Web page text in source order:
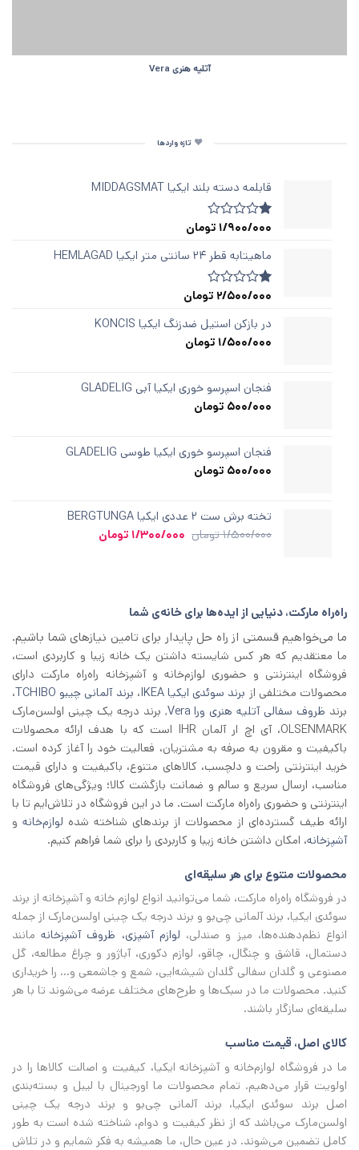
آتلیه هنری Vera
تازه واردها
قابلمه دسته‌ بلند ایکیا MIDDAGSMAT
امتیازدهی
از
در
1
امتیازدهی
مشتری
1/900/000 تومان
ماهیتابه قطر ۲۴ سانتی متر ایکیا HEMLAGAD
امتیازدهی
از
در
1
2/500/000 تومان
در بازکن استیل ضدزنگ ایکیا KONCIS
1/500/000 تومان
فنجان اسپرسو خوری ایکیا آبی GLADELIG
500/000 تومان
فنجان اسپرسو خوری ایکیا طوسی GLADELIG
500/000 تومان
تخته برش ست ۲ عددی ایکیا BERGTUNGA
1/500/000 تومان قیمت
1/300/000 تومان
راه‌راه مارکت، دنیایی از ایده‌ها برای خانه‌ی شما
ما می‌خواهیم قسمتی از راه حل پایدار برای تامین نیازهای شما باشیم.
ما معتقدیم که هر کس شایسته داشتن یک خانه زیبا و کاربردی است،
فروشگاه اینترنتی و حضوری لوازم‌خانه و آشپزخانه راه‌راه مارکت دارای
محصولات مختلفی از برند سوئدی ایکیا IKEA ، برند آلمانی چیبو TCHIBO
،
برند ظروف سفالی آتلیه هنری ورا Vera
, برند درجه یک چینی اولسن‌مارک
OLSENMARK، آی اچ‌ ار آلمان IHR است که با هدف ارائه محصولات
باکیفیت و مقرون به صرفه به مشتریان، فعالیت خود را آغاز کرده است.
خرید اینترنتی راحت و دلچسب، کالاهای متنوع، باکیفیت و دارای قیمت
مناسب، ارسال سریع و سالم و ضمانت بازگشت کالا؛ ویژگی‌های فروشگاه
اینترنتی و حضوری راه‌راه مارکت است. ما در این فروشگاه در تلاش‌ایم تا با
ارائه طیف گسترده‌ای از محصولات از برند‌های شناخته شده لوازم‌خانه و
آشپزخانه، امکان داشتن خانه زیبا و کاربردی را برای شما فراهم کنیم.
محصولات متنوع برای هر سلیقه‌ای
در فروشگاه راه‌راه مارکت، شما می‌توانید انواع لوازم خانه و آشپزخانه از برند
سوئدی ایکیا، برند آلمانی چی‌بو و برند درجه یک چینی اولسن‌مارک از جمله
انواع نظم‌دهنده‌ها، میز و صندلی، لوازم آشپزی، ظروف آشپزخانهمانند
دستمال، قاشق و چنگال، چاقو، لوازم دکوری، آباژور و چراغ مطالعه، گل
مصنوعی و گلدان سفالی گلدان شیشه‌ایی، شمع و جاشمعی و… را خریداری
کنید. محصولات ما در سبک‌ها و طرح‌های مختلف عرضه می‌شوند تا با هر
سلیقه‌ای سازگار باشند.
کالای اصل، قیمت مناسب
ما در فروشگاه لوازم‌خانه و آشپزخانه ایکیا، کیفیت و اصالت کالاها را در
اولویت قرار می‌دهیم. تمام محصولات ما اورجینال با لیبل و بسته‌بندی
اصل برند سوئدی ایکیا، برند آلمانی چی‌بو و برند درجه یک چینی
اولسن‌مارک می‌باشد که از نظر کیفیت و دوام، شناخته شده است به طور
کامل تضمین می‌شوند. در عین حال، ما همیشه به فکر شمایم و در تلاش